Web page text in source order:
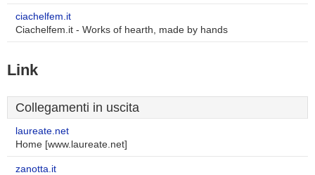
ciachelfem.it
Ciachelfem.it - Works of hearth, made by hands
Link
Collegamenti in uscita
laureate.net
Home [www.laureate.net]
zanotta.it